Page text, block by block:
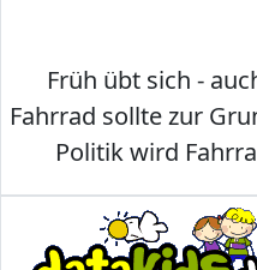
Früh übt sich -
Fahrrad sollte zur
Politik wird